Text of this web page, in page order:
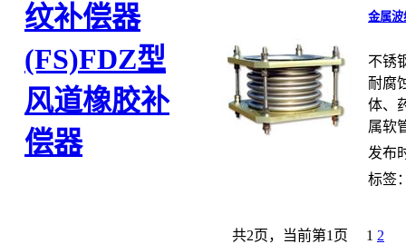
纹补偿器
(FS)FDZ型
风道橡胶补
偿器
金属波
不锈
耐腐
体、
属软
发布
标签
共2页，当前第1页 1 2